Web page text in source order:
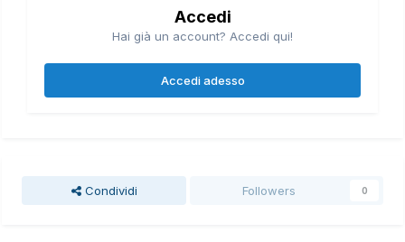
Accedi
Hai già un account? Accedi qui!
Accedi adesso
Condividi Followers 0